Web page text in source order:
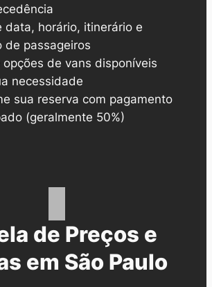
data, horário, itinerário e
de passageiros
opções de vans disponíveis
necessidade
sua reserva com pagamento
(geralmente 50%)
de Preços e
em São Paulo